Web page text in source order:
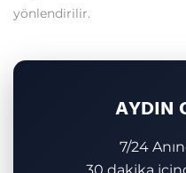
yönlendirilir.
AYDIN
7/24